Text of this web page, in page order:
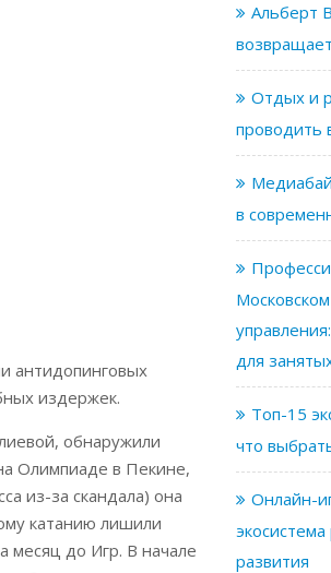
антидопинговых
издержек.
обнаружили
Олимпиаде в Пекине,
из-за скандала) она
катанию лишили
месяц до Игр. В начале
Альберт
Отдых и
проводить
в
для
Топ-15
что
Онлайн-
развития